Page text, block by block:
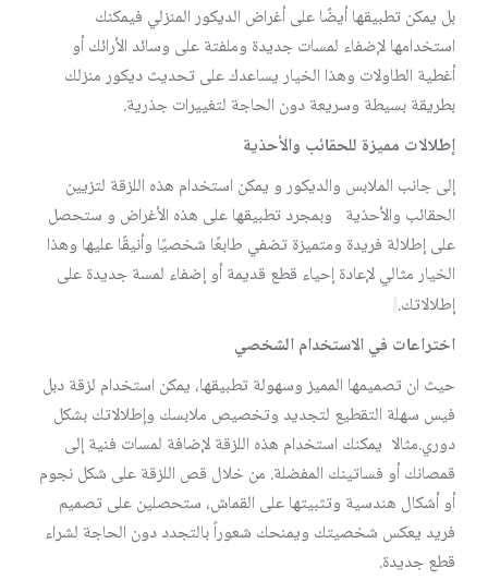
بل يمكن تطبيقها أيضًا على أغراض الديكور المنزلي فيمكنك
استخدامها لإضفاء لمسات جديدة وملفتة على وسائد الأرائك أو
أغطية الطاولات وهذا الخيار يساعدك على تحديث ديكور منزلك
بطريقة بسيطة وسريعة دون الحاجة لتغييرات جذرية.
إطلالات مميزة للحقائب والأحذية
إلى جانب الملابس والديكور و يمكن استخدام هذه اللزقة لتزيين
الحقائب والأحذية وبمجرد تطبيقها على هذه الأغراض و ستحصل
على إطلالة فريدة ومتميزة تضفي طابعًا شخصيًا وأنيقًا عليها وهذا
الخيار مثالي لإعادة إحياء قطع قديمة أو إضفاء لمسة جديدة على
إطلالاتك.
اختراعات في الاستخدام الشخصي
حيث ان تصميمها المميز وسهولة تطبيقها، يمكن استخدام لزقة دبل
فيس سهلة التقطيع لتجديد وتخصيص ملابسك وإطلالاتك بشكل
دوري.مثالا يمكنك استخدام هذه اللزقة لإضافة لمسات فنية إلى
قمصانك أو فساتينك المفضلة. من خلال قص اللزقة على شكل نجوم
أو أشكال هندسية وتثبيتها على القماش، ستحصلين على تصميم
فريد يعكس شخصيتك ويمنحك شعوراً بالتجدد دون الحاجة لشراء
قطع جديدة.